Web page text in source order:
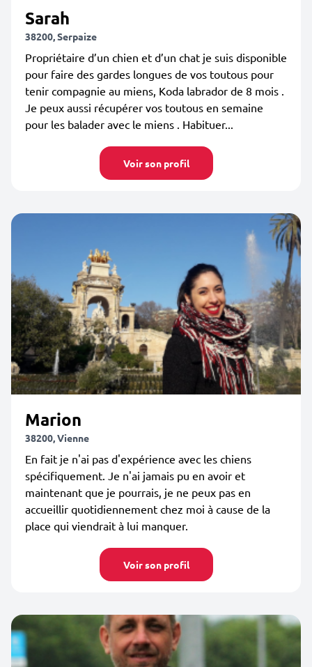
Sarah
38200, Serpaize
Propriétaire d’un chien et d’un chat je suis disponible
pour faire des gardes longues de vos toutous pour
tenir compagnie au miens, Koda labrador de 8 mois .
Je peux aussi récupérer vos toutous en semaine
pour les balader avec le miens . Habituer...
Voir son profil
Marion
38200, Vienne
En fait je n'ai pas d'expérience avec les chiens
spécifiquement. Je n'ai jamais pu en avoir et
maintenant que je pourrais, je ne peux pas en
accueillir quotidiennement chez moi à cause de la
place qui viendrait à lui manquer.
Voir son profil